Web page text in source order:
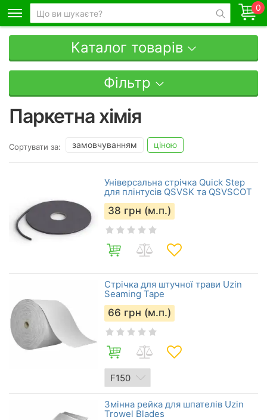
0
Каталог товарів
Фільтр
Паркетна хімія
Сортувати за: замовчуванням ціною
Універсальна стрічка Quick Step
для плінтусів QSVSK та QSVSCOT
38 грн (м.п.)
Стрічка для штучної трави Uzin
Seaming Tape
66 грн (м.п.)
Змінна рейка для шпателів Uzin
Trowel Blades